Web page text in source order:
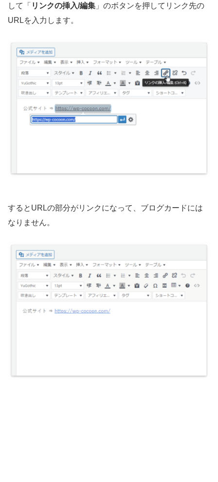
して「 リンクの挿入/編集 」のボタンを押してリンク先の
URLを入力します。
するとURLの部分がリンクになって、ブログカードには
なりません。